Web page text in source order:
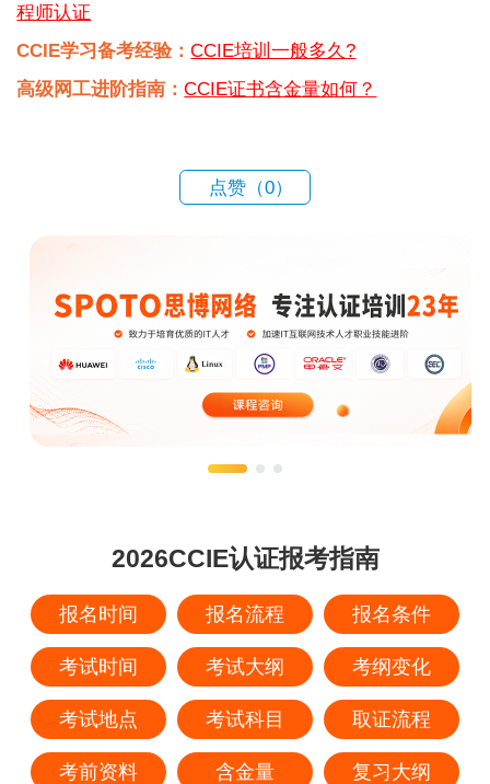
程师认证
CCIE学习备考经验：CCIE培训一般多久?
高级网工进阶指南：CCIE证书含金量如何？
点赞（0）
2026CCIE认证报考指南
报名时间 报名流程 报名条件
考试时间 考试大纲 考纲变化
考试地点 考试科目 取证流程
考前资料 含金量 复习大纲